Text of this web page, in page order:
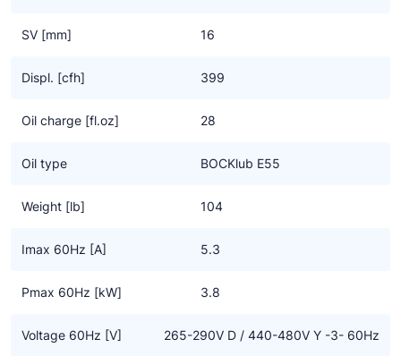
koudemiddelen.
Underwriters Laboratories gecertificeerd. Underwriters
Agency OSHA (Occupational Safety and Health Administration)
veiligheid volgens de relevante standaards. Het verkrijgen van
Amerikaanse markt.
SV [mm] 16
Displ. [cfh] 399
Oil charge [fl.oz] 28
Oil type BOCKlub E55
Weight [lb] 104
Imax 60Hz [A] 5.3
Pmax 60Hz [kW] 3.8
Voltage 60Hz [V] 265-290V D / 440-480V Y -3- 60Hz